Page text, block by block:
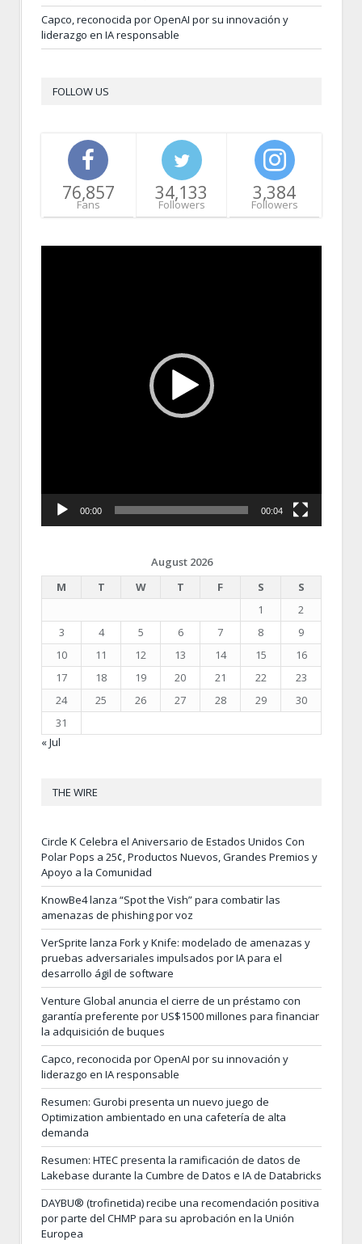
Capco, reconocida por OpenAI por su innovación y
liderazgo en IA responsable
FOLLOW US
76,857
Fans
34,133
Followers
3,384
Followers
00:00 00:04
August 2026
M
T W T F S
S
1
2
3
4 5 6 7 8
9
10
11 12 13 14 15
16
17
18 19 20 21 22
23
24
25 26 27 28 29
30
31
« Jul
THE WIRE
Circle K Celebra el Aniversario de Estados Unidos Con
Polar Pops a 25¢, Productos Nuevos, Grandes Premios y
Apoyo a la Comunidad
KnowBe4 lanza “Spot the Vish” para combatir las
amenazas de phishing por voz
VerSprite lanza Fork y Knife: modelado de amenazas y
pruebas adversariales impulsados por IA para el
desarrollo ágil de software
Venture Global anuncia el cierre de un préstamo con
garantía preferente por US$1500 millones para financiar
la adquisición de buques
Capco, reconocida por OpenAI por su innovación y
liderazgo en IA responsable
Resumen: Gurobi presenta un nuevo juego de
Optimization ambientado en una cafetería de alta
demanda
Resumen: HTEC presenta la ramificación de datos de
Lakebase durante la Cumbre de Datos e IA de Databricks
DAYBU® (trofinetida) recibe una recomendación positiva
por parte del CHMP para su aprobación en la Unión
Europea